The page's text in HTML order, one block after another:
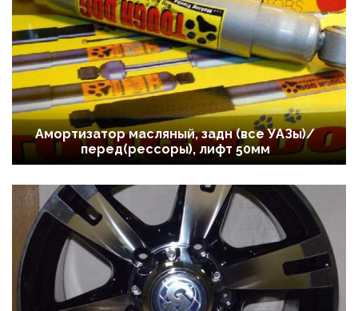
Амортизатор масляный, задн (все УАЗы)/
перед(рессоры), лифт 50мм